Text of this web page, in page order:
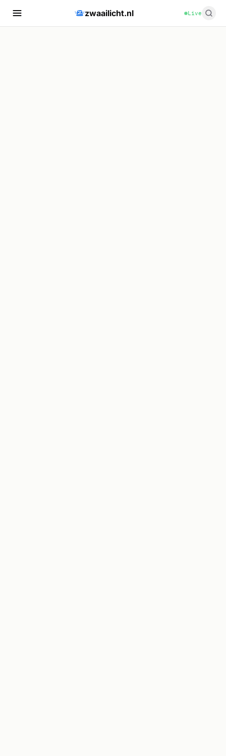
zwaailicht.nl Live